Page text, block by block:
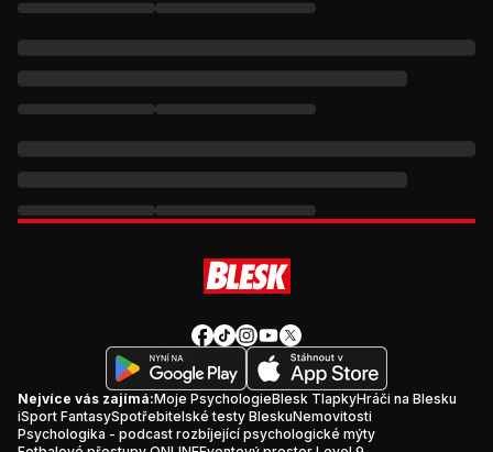
Nejvíce vás zajímá:Moje PsychologieBlesk TlapkyHráči na Blesku
iSport FantasySpotřebitelské testy BleskuNemovitosti
Psychologika - podcast rozbíjející psychologické mýty